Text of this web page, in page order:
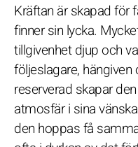
Kräftan är skapad för
finner sin lycka.
tillgivenhet djup och
följeslagare,
reserverad skapar
atmosfär i sina
den hoppas få